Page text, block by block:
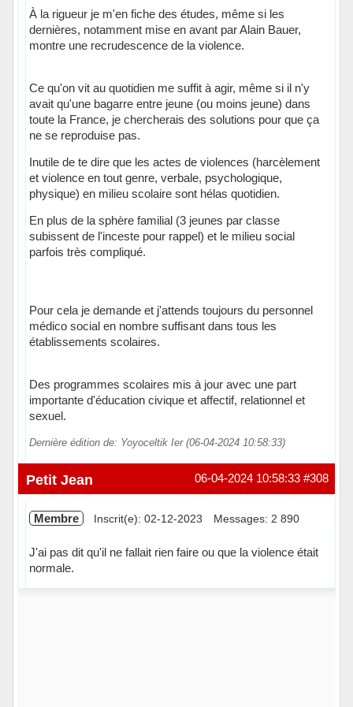
À la rigueur je m'en fiche des études, même si les
dernières, notamment mise en avant par Alain Bauer,
montre une recrudescence de la violence.
Ce qu'on vit au quotidien me suffit à agir, même si il n'y
avait qu'une bagarre entre jeune (ou moins jeune) dans
toute la France, je chercherais des solutions pour que ça
ne se reproduise pas.
Inutile de te dire que les actes de violences (harcèlement
et violence en tout genre, verbale, psychologique,
physique) en milieu scolaire sont hélas quotidien.
En plus de la sphère familial (3 jeunes par classe
subissent de l'inceste pour rappel) et le milieu social
parfois très compliqué.
Pour cela je demande et j'attends toujours du personnel
médico social en nombre suffisant dans tous les
établissements scolaires.
Des programmes scolaires mis à jour avec une part
importante d'éducation civique et affectif, relationnel et
sexuel.
Dernière édition de: Yoyoceltik Ier (06-04-2024 10:58:33)
#308
06-04-2024 10:58:33
Petit Jean
Membre Inscrit(e): 02-12-2023 Messages: 2 890
J'ai pas dit qu'il ne fallait rien faire ou que la violence était
normale.